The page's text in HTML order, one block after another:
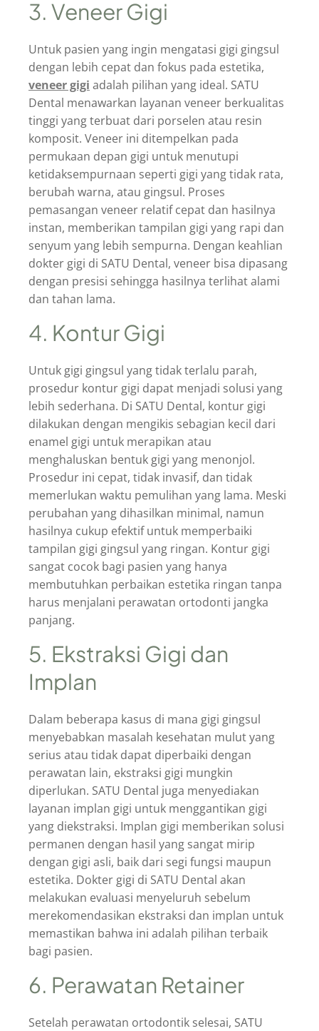
3. Veneer Gigi
Untuk pasien yang ingin mengatasi gigi gingsul
dengan lebih cepat dan fokus pada estetika,
veneer gigi adalah pilihan yang ideal. SATU
Dental menawarkan layanan veneer berkualitas
tinggi yang terbuat dari porselen atau resin
komposit. Veneer ini ditempelkan pada
permukaan depan gigi untuk menutupi
ketidaksempurnaan seperti gigi yang tidak rata,
berubah warna, atau gingsul. Proses
pemasangan veneer relatif cepat dan hasilnya
instan, memberikan tampilan gigi yang rapi dan
senyum yang lebih sempurna. Dengan keahlian
dokter gigi di SATU Dental, veneer bisa dipasang
dengan presisi sehingga hasilnya terlihat alami
dan tahan lama.
4. Kontur Gigi
Untuk gigi gingsul yang tidak terlalu parah,
prosedur kontur gigi dapat menjadi solusi yang
lebih sederhana. Di SATU Dental, kontur gigi
dilakukan dengan mengikis sebagian kecil dari
enamel gigi untuk merapikan atau
menghaluskan bentuk gigi yang menonjol.
Prosedur ini cepat, tidak invasif, dan tidak
memerlukan waktu pemulihan yang lama. Meski
perubahan yang dihasilkan minimal, namun
hasilnya cukup efektif untuk memperbaiki
tampilan gigi gingsul yang ringan. Kontur gigi
sangat cocok bagi pasien yang hanya
membutuhkan perbaikan estetika ringan tanpa
harus menjalani perawatan ortodonti jangka
panjang.
5. Ekstraksi Gigi dan
Implan
Dalam beberapa kasus di mana gigi gingsul
menyebabkan masalah kesehatan mulut yang
serius atau tidak dapat diperbaiki dengan
perawatan lain, ekstraksi gigi mungkin
diperlukan. SATU Dental juga menyediakan
layanan implan gigi untuk menggantikan gigi
yang diekstraksi. Implan gigi memberikan solusi
permanen dengan hasil yang sangat mirip
dengan gigi asli, baik dari segi fungsi maupun
estetika. Dokter gigi di SATU Dental akan
melakukan evaluasi menyeluruh sebelum
merekomendasikan ekstraksi dan implan untuk
memastikan bahwa ini adalah pilihan terbaik
bagi pasien.
6. Perawatan Retainer
Setelah perawatan ortodontik selesai, SATU